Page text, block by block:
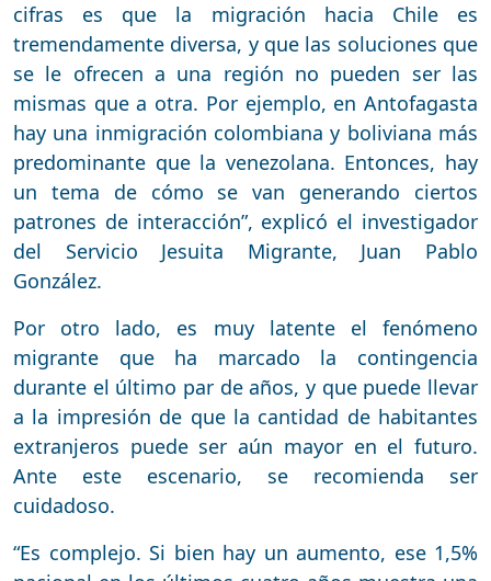
cifras es que la migración hacia Chile es
tremendamente diversa, y que las soluciones que
se le ofrecen a una región no pueden ser las
mismas que a otra. Por ejemplo, en Antofagasta
hay una inmigración colombiana y boliviana más
predominante que la venezolana. Entonces, hay
un tema de cómo se van generando ciertos
patrones de interacción”, explicó el investigador
del Servicio Jesuita Migrante, Juan Pablo
González.
Por otro lado, es muy latente el fenómeno
migrante que ha marcado la contingencia
durante el último par de años, y que puede llevar
a la impresión de que la cantidad de habitantes
extranjeros puede ser aún mayor en el futuro.
Ante este escenario, se recomienda ser
cuidadoso.
“Es complejo. Si bien hay un aumento, ese 1,5%